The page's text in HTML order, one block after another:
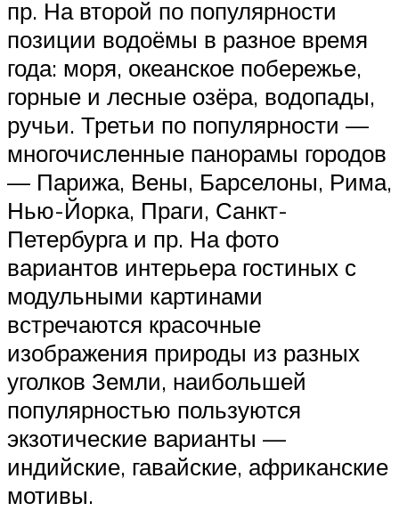
пр. На второй по популярности
позиции водоёмы в разное время
года: моря, океанское побережье,
горные и лесные озёра, водопады,
ручьи. Третьи по популярности —
многочисленные панорамы городов
— Парижа, Вены, Барселоны, Рима,
Нью-Йорка, Праги, Санкт-
Петербурга и пр. На фото
вариантов интерьера гостиных с
модульными картинами
встречаются красочные
изображения природы из разных
уголков Земли, наибольшей
популярностью пользуются
экзотические варианты —
индийские, гавайские, африканские
мотивы.